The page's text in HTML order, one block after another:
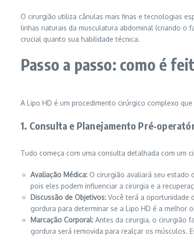
O cirurgião utiliza cânulas mais finas e tecnologias
linhas naturais da musculatura abdominal (criando o
crucial quanto sua habilidade técnica.
Passo a passo: como é
A Lipo HD é um procedimento cirúrgico complexo
1. Consulta e Planejamento Pré-
Tudo começa com uma consulta detalhada com um
Avaliação Médica: O cirurgião avaliará seu estado
pois eles podem influenciar a cirurgia e a
Discussão de Objetivos: Você terá a oportunidade
gordura para determinar se a Lipo HD é a melhor
Marcação Corporal: Antes da cirurgia, o cirurgião
gordura será removida para realçar os músculos.